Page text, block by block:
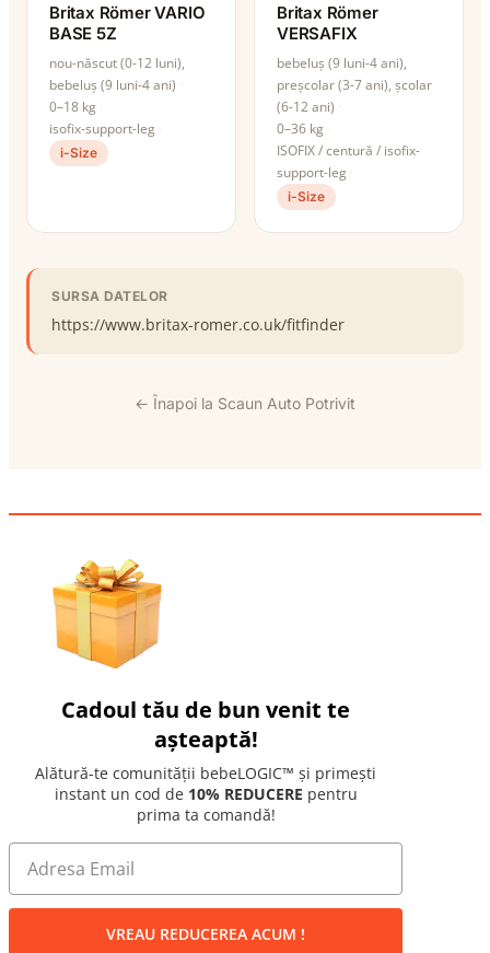
Britax Römer VARIO
BASE 5Z
nou-născut (0-12 luni),
bebeluș (9 luni-4 ani)
0–18 kg
isofix-support-leg
i-Size
Britax Römer
VERSAFIX
bebeluș (9 luni-4 ani),
preșcolar (3-7 ani), școlar
(6-12 ani)
0–36 kg
ISOFIX / centură / isofix-
support-leg
i-Size
SURSA DATELOR
https://www.britax-romer.co.uk/fitfinder
← Înapoi la Scaun Auto Potrivit
Cadoul tău de bun venit te
așteaptă!
Alătură-te comunității bebeLOGIC™ și primești
instant un cod de 10% REDUCERE pentru
prima ta comandă!
VREAU REDUCEREA ACUM !